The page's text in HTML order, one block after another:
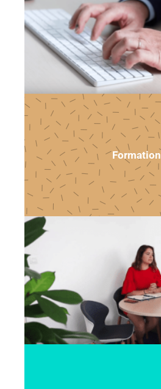
Formation